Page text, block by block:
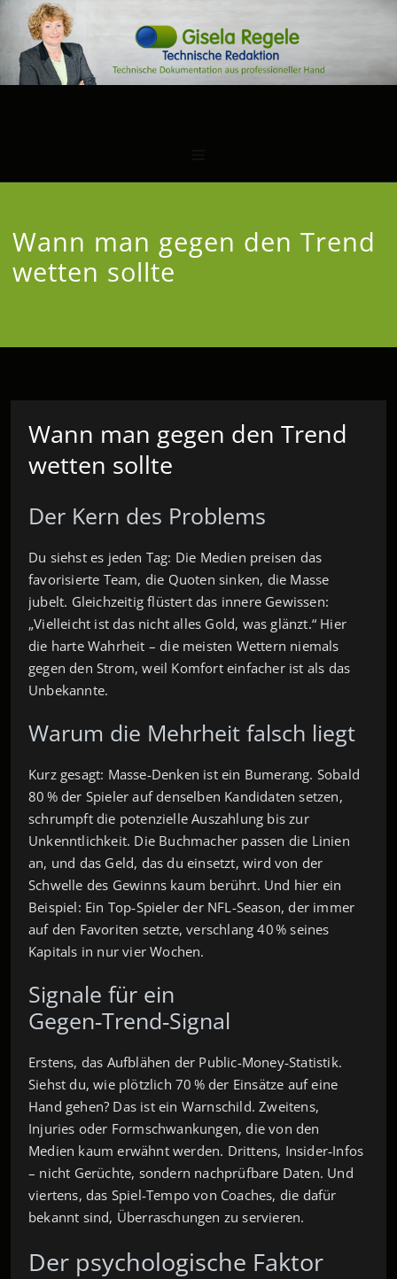
Wann man gegen den Trend
wetten sollte
Wann man gegen den Trend
wetten sollte
Der Kern des Problems
Du siehst es jeden Tag: Die Medien preisen das
favorisierte Team, die Quoten sinken, die Masse
jubelt. Gleichzeitig flüstert das innere Gewissen:
„Vielleicht ist das nicht alles Gold, was glänzt.“ Hier
die harte Wahrheit – die meisten Wettern niemals
gegen den Strom, weil Komfort einfacher ist als das
Unbekannte.
Warum die Mehrheit falsch liegt
Kurz gesagt: Masse‑Denken ist ein Bumerang. Sobald
80 % der Spieler auf denselben Kandidaten setzen,
schrumpft die potenzielle Auszahlung bis zur
Unkenntlichkeit. Die Buchmacher passen die Linien
an, und das Geld, das du einsetzt, wird von der
Schwelle des Gewinns kaum berührt. Und hier ein
Beispiel: Ein Top‑Spieler der NFL-Season, der immer
auf den Favoriten setzte, verschlang 40 % seines
Kapitals in nur vier Wochen.
Signal­e für ein
Gegen‑Trend‑Signal
Erstens, das Aufblähen der Public‑Money‑Statistik.
Siehst du, wie plötzlich 70 % der Einsätze auf eine
Hand gehen? Das ist ein Warnschild. Zweitens,
Injuries oder Formschwankungen, die von den
Medien kaum erwähnt werden. Drittens, Insider‑Infos
– nicht Gerüchte, sondern nachprüfbare Daten. Und
viertens, das Spiel‑Tempo von Coaches, die dafür
bekannt sind, Überraschungen zu servieren.
Der psychologische Faktor